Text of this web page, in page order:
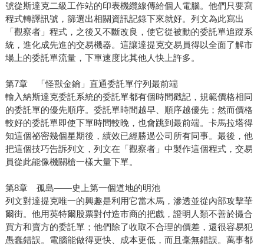
號從斯達克二級工作站的印表機纜線傳給個人電腦。他們只要寫
程式轉譯訊號，篩選出相關資訊記錄下來就好。列文為此寫出
「觀察者」程式，之後又不斷改良，使它從被動的委託單追蹤系
統，進化成先進的交易機器。這讓達提克交易員得以全面了解市
場上的委託單流量，下單速度比其他人快上許多。
第7章 「怪獸金鑰」直通委託單佇列最前端
輸入納斯達克委託系統的委託單都有個時間戳記，規範價格相同
的委託單的優先順序。委託單時間越早、順序越優先；然而價格
較好的委託單即使下單時間較晚，也會跳到最前端。卡馬拉塔得
知這個祕密幾個星期後，績效已經勝過公司所有同事。最後，他
把這個技巧告訴列文，列文在「觀察者」中製作這個程式，交易
員從此能像機關槍一樣大量下單。
第8章 孤島——史上第一個道地的明池
列文對達提克唯一的興趣是利用它當木馬，滲透並從內部攻擊華
爾街。他用英特爾股票對付造市商的把戲，證明人類不善於撮合
買方和賣方的委託單；他們除了收取不合理的價差，還很容易犯
愚蠢錯誤。電腦能做得更快、成本更低，而且毫無錯誤。萬事都